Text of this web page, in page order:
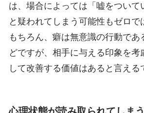
は、場合によっては「嘘をついて
と疑われてしまう可能性もゼロで
もちろん、癖は無意識の行動であ
どですが、相手に与える印象を考
して改善する価値はあると言える